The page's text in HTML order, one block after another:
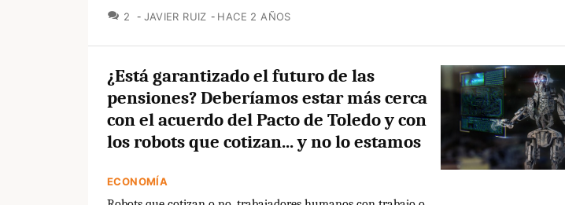
2 COMENTARIOS
JAVIER RUIZ HACE 2 AÑOS
¿Está garantizado el futuro de las
pensiones? Deberíamos estar más cerca
con el acuerdo del Pacto de Toledo y con
los robots que cotizan... y no lo estamos
ECONOMÍA